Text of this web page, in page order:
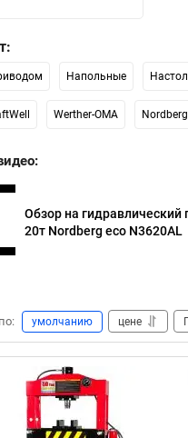
Напольные
Werther-OMA
Обзор на гидравлический
20т Nordberg eco N3620AL
умолчанию цене